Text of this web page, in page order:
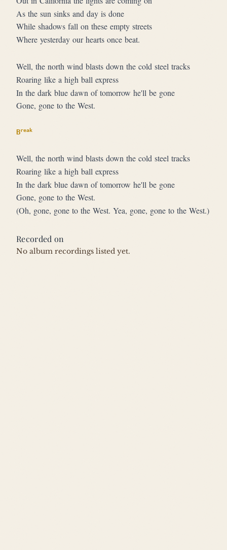
As the sun sinks and day is done
While shadows fall on these empty streets
Where yesterday our hearts once beat.
Well, the north wind blasts down the cold steel tracks
Roaring like a high ball express
In the dark blue dawn of tomorrow he'll be gone
Gone, gone to the West.
Break
Well, the north wind blasts down the cold steel tracks
Roaring like a high ball express
In the dark blue dawn of tomorrow he'll be gone
Gone, gone to the West.
(Oh, gone, gone to the West. Yea, gone, gone to the West.)
Recorded on
No album recordings listed yet.